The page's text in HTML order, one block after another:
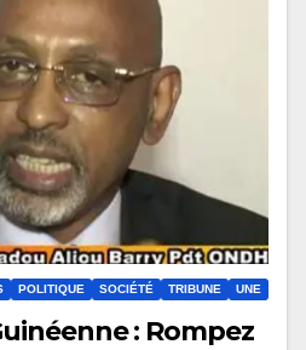
POLITIQUE SOCIÉTÉ TRIBUNE UNE
: Rompez